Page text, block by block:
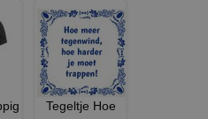
Tegeltje Hoe